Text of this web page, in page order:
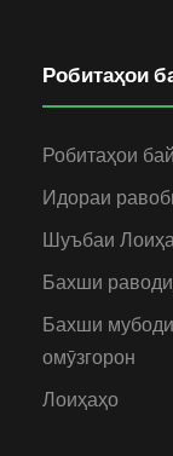
Робитаҳои
Робитаҳои
Идораи
Шуъбаи
Бахши
Бахши
омӯзгорон
Лоиҳаҳо